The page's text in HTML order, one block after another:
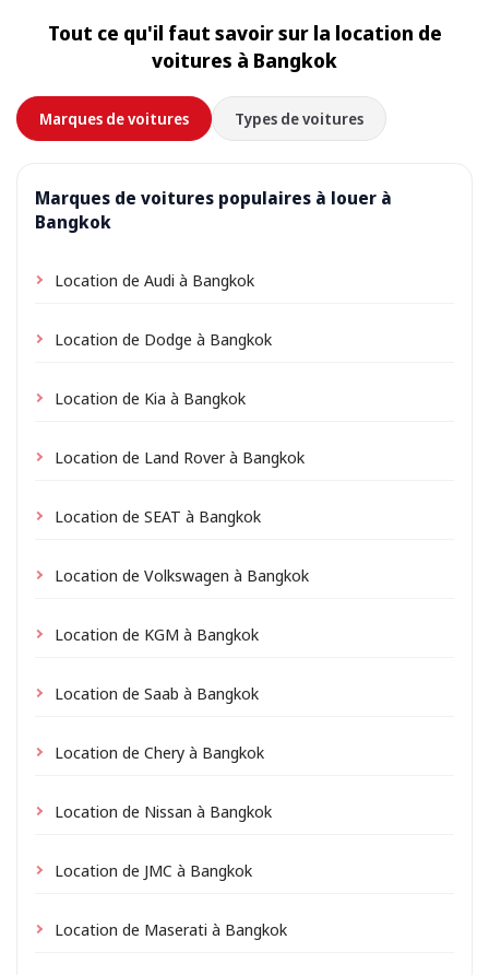
en charge lors de la réservation ; selon l’emplacement,
de petits frais de livraison peuvent s’appliquer,
toujours indiqués à l’avance.
Tout ce qu'il faut savoir sur la location de
voitures à Bangkok
Marques de voitures Types de voitures
Marques de voitures populaires à louer à
Bangkok
Location de Audi à Bangkok
Location de Dodge à Bangkok
Location de Kia à Bangkok
Location de Land Rover à Bangkok
Location de SEAT à Bangkok
Location de Volkswagen à Bangkok
Location de KGM à Bangkok
Location de Saab à Bangkok
Location de Chery à Bangkok
Location de Nissan à Bangkok
Location de JMC à Bangkok
Location de Maserati à Bangkok